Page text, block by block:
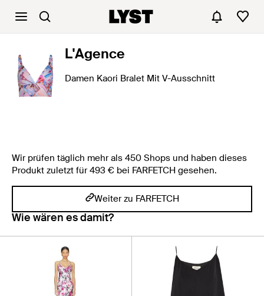
L'Agence
Damen Kaori Bralet Mit V-Ausschnitt
Wir prüfen täglich mehr als 450 Shops und haben dieses
Produkt zuletzt für 493 € bei FARFETCH gesehen.
Weiter zu FARFETCH
Wie wären es damit?